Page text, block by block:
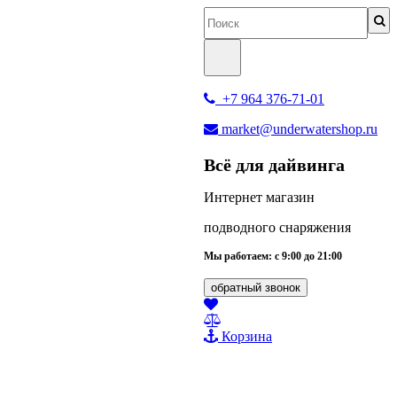
+7 964 376-71-01
market@underwatershop.ru
Всё для дайвинга
Интернет магазин
подводного снаряжения
Мы работаем: с 9:00 до 21:00
обратный звонок
Корзина